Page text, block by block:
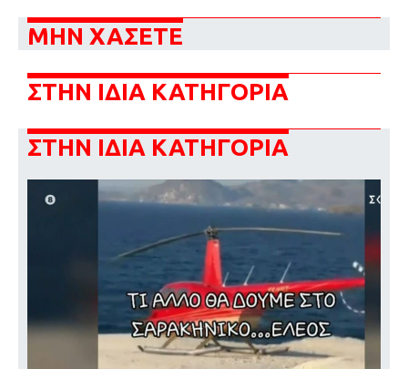
ΜΗΝ ΧΑΣΕΤΕ
ΣΤΗΝ ΙΔΙΑ ΚΑΤΗΓΟΡΙΑ
ΣΤΗΝ ΙΔΙΑ ΚΑΤΗΓΟΡΙΑ